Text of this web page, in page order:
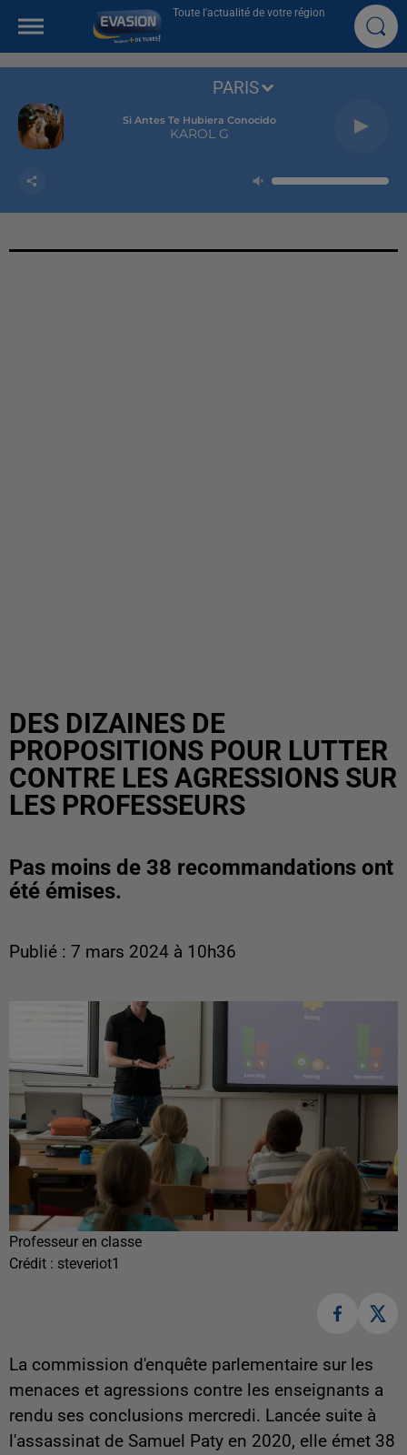
Toute l'actualité de votre région
Si Antes Te Hubiera Conocido
KAROL G
PARIS
DES DIZAINES DE
PROPOSITIONS POUR LUTTER
CONTRE LES AGRESSIONS SUR
LES PROFESSEURS
Pas moins de 38 recommandations ont
été émises.
Publié : 7 mars 2024 à 10h36
Professeur en classe
Crédit : steveriot1
La commission d'enquête parlementaire sur les
menaces et agressions contre les enseignants a
rendu ses conclusions mercredi. Lancée suite à
l'assassinat de Samuel Paty en 2020, elle émet 38